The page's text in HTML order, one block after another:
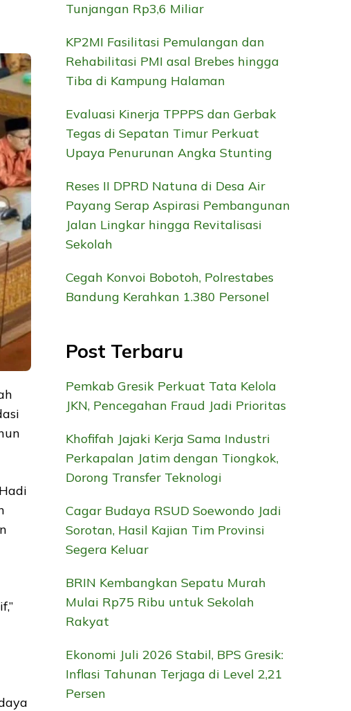
Tunjangan Rp3,6 Miliar
KP2MI Fasilitasi Pemulangan dan
Rehabilitasi PMI asal Brebes hingga
Tiba di Kampung Halaman
Evaluasi Kinerja TPPPS dan Gerbak
Tegas di Sepatan Timur Perkuat
Upaya Penurunan Angka Stunting
Reses II DPRD Natuna di Desa Air
Payang Serap Aspirasi Pembangunan
Jalan Lingkar hingga Revitalisasi
Sekolah
Cegah Konvoi Bobotoh, Polrestabes
Bandung Kerahkan 1.380 Personel
Post Terbaru
Pemkab Gresik Perkuat Tata Kelola
JKN, Pencegahan Fraud Jadi Prioritas
Khofifah Jajaki Kerja Sama Industri
Perkapalan Jatim dengan Tiongkok,
Dorong Transfer Teknologi
Cagar Budaya RSUD Soewondo Jadi
Sorotan, Hasil Kajian Tim Provinsi
Segera Keluar
BRIN Kembangkan Sepatu Murah
Mulai Rp75 Ribu untuk Sekolah
Rakyat
Ekonomi Juli 2026 Stabil, BPS Gresik:
Inflasi Tahunan Terjaga di Level 2,21
Persen